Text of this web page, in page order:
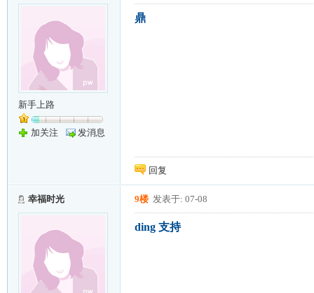
新手上路
加关注 发消息
鼎
回复
幸福时光 9楼 发表于: 07-08
ding 支持